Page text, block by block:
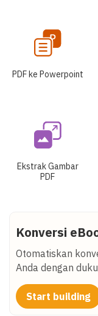
PDF ke Powerpoint
Ekstrak Gambar
PDF
Konversi
Otomatiskan
Anda dengan
Start building